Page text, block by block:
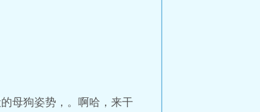
母狗姿势，。啊哈，来干